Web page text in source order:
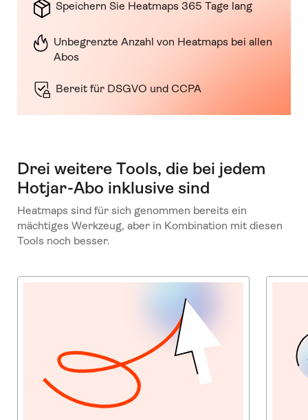
Speichern Sie Heatmaps 365 Tage lang
Unbegrenzte Anzahl von Heatmaps bei allen
Abos
Bereit für DSGVO und CCPA
Drei weitere Tools, die bei jedem
Hotjar-Abo inklusive sind
Heatmaps sind für sich genommen bereits ein
mächtiges Werkzeug, aber in Kombination mit diesen
Tools noch besser.